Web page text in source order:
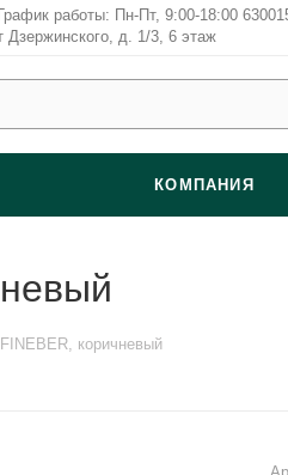
График работы: Пн-Пт, 9:00-18:00
Дзержинского, д. 1/3, 6 этаж
КОМПАНИЯ
коричневый